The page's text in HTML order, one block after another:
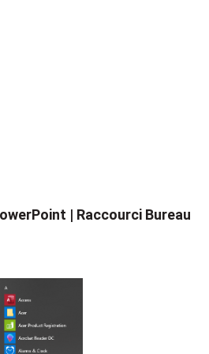
| Raccourci Bureau